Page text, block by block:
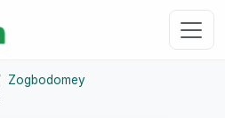
Zogbodomey